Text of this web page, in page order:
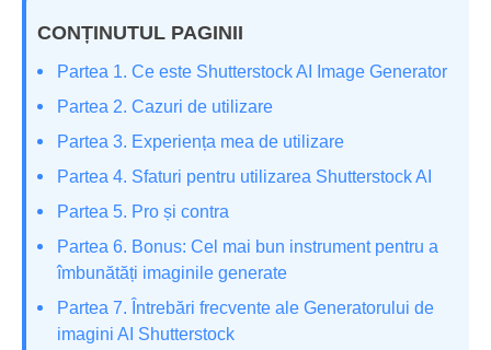
CONȚINUTUL PAGINII
Partea 1. Ce este Shutterstock AI Image Generator
Partea 2. Cazuri de utilizare
Partea 3. Experiența mea de utilizare
Partea 4. Sfaturi pentru utilizarea Shutterstock AI
Partea 5. Pro și contra
Partea 6. Bonus: Cel mai bun instrument pentru a
îmbunătăți imaginile generate
Partea 7. Întrebări frecvente ale Generatorului de
imagini AI Shutterstock